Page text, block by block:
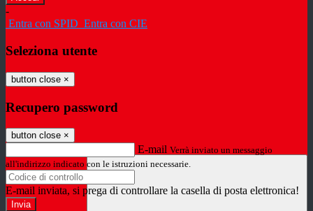
-
Entra con SPID Entra con CIE
Seleziona utente
button close ×
Recupero password
button close ×
E-mail Verrà inviato un messaggio
all'indirizzo indicato con le istruzioni necessarie.
E-mail inviata, si prega di controllare la casella di posta elettronica!